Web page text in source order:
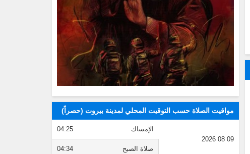
مواقيت الصلاة حسب التوقيت المحلي لمدينة بيروت (حصراً)
09 08 2026
الإمساك 04:25
صلاة الصبح 04:34